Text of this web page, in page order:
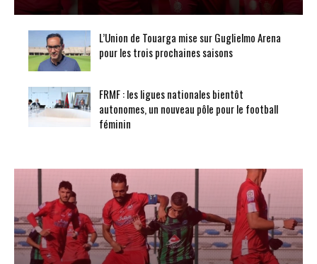
L’Union de Touarga mise sur Guglielmo Arena
pour les trois prochaines saisons
FRMF : les ligues nationales bientôt
autonomes, un nouveau pôle pour le football
féminin